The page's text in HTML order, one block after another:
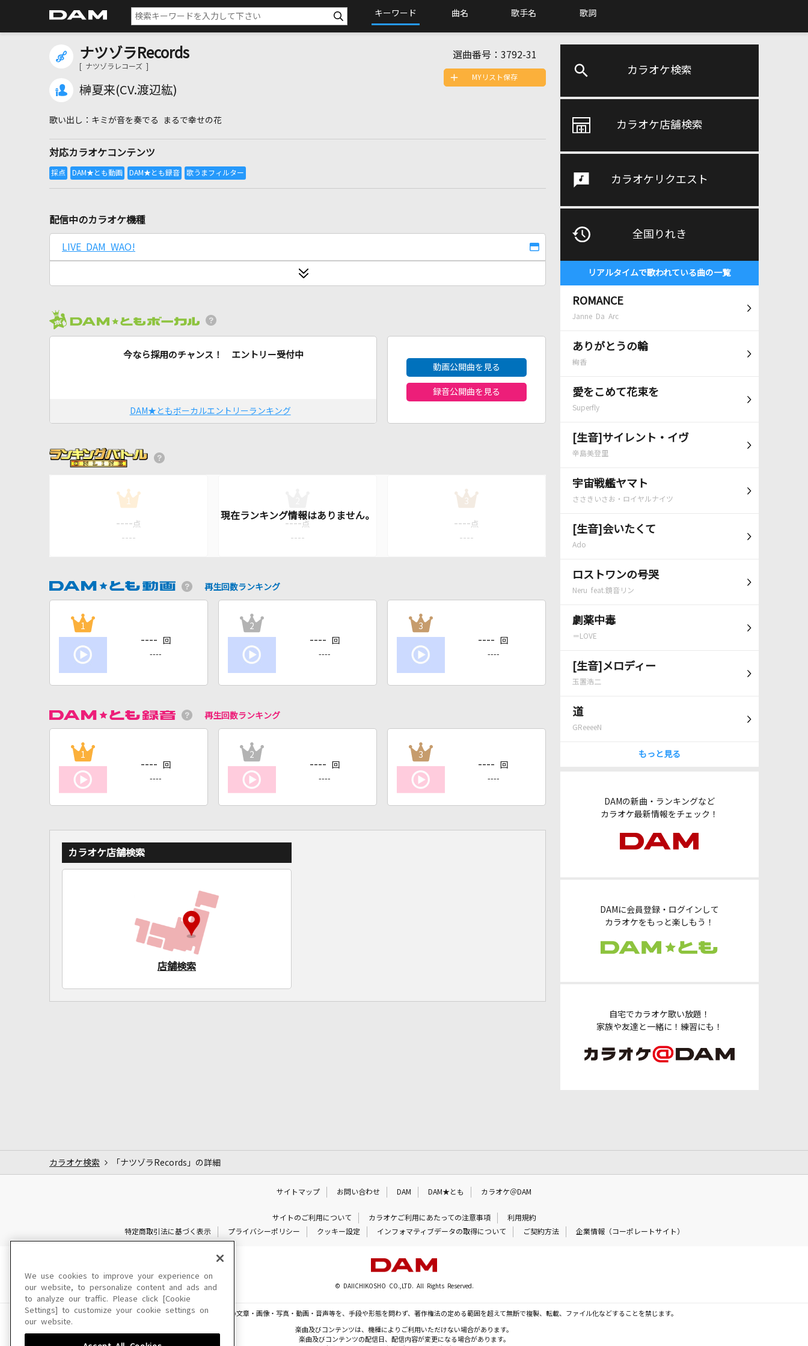
キーワード 曲名 歌手名 歌詞
カラオケ検索
カラオケ店舗検索
カラオケリクエスト
全国りれき
リアルタイムで歌われている曲の一覧
ROMANCE
Janne Da Arc
ありがとうの輪
絢香
愛をこめて花束を
Superfly
[生音]サイレント・イヴ
辛島美登里
宇宙戦艦ヤマト
ささきいさお・ロイヤルナイツ
[生音]会いたくて
Ado
ロストワンの号哭
Neru feat.鏡音リン
劇薬中毒
＝LOVE
[生音]メロディー
玉置浩二
道
GReeeeN
もっと見る
DAMの新曲・ランキングなど
カラオケ最新情報をチェック！
DAMに会員登録・ログインして
カラオケをもっと楽しもう！
自宅でカラオケ歌い放題！
家族や友達と一緒に！練習にも！
ナツゾラRecords
[ ナツゾラレコーズ ]
榊夏来(CV.渡辺紘)
選曲番号： 3792-31
キミが音を奏でる まるで幸せの花
対応カラオケコンテンツ
MYリスト保存
配信中のカラオケ機種
LIVE DAM WAO!
今なら採用のチャンス！ エントリー受付中
DAM★ともボーカルエントリーランキング
動画公開曲を見る
録音公開曲を見る
1
---- 点
----
---- 点
----
3
---- 点
----
再生回数ランキング
1
---- 回
----
2
---- 回
----
3
---- 回
----
再生回数ランキング
1
---- 回
----
2
---- 回
----
3
---- 回
----
カラオケ店舗検索
店舗検索
カラオケ検索 「ナツゾラRecords」の詳細
サイトマップ お問い合わせ DAM DAM★とも カラオケ＠DAM
サイトのご利用について カラオケご利用にあたっての注意事項
利用規約
特定商取引法に基づく表示
プライバシーポリシー クッキー設定 インフォマティブデータの取得について ご契約方法 企業情報（コーポレートサイト）
© DAIICHIKOSHO CO.,LTD. All Rights Reserved.
このサイトに掲載されている一切の文章・画像・写真・動画・音声等を、手段や形態を問わず、著作権法の定める範囲を超えて無断で複製、転載、ファイル化などすることを禁じます。
楽曲及びコンテンツは、機種によりご利用いただけない場合があります。
楽曲及びコンテンツの配信日、配信内容が変更になる場合があります。
We use cookies to improve your experience on
our website, to personalize content and ads and
to analyze our traffic. Please click [Cookie
Settings] to customize your cookie settings on
our website.